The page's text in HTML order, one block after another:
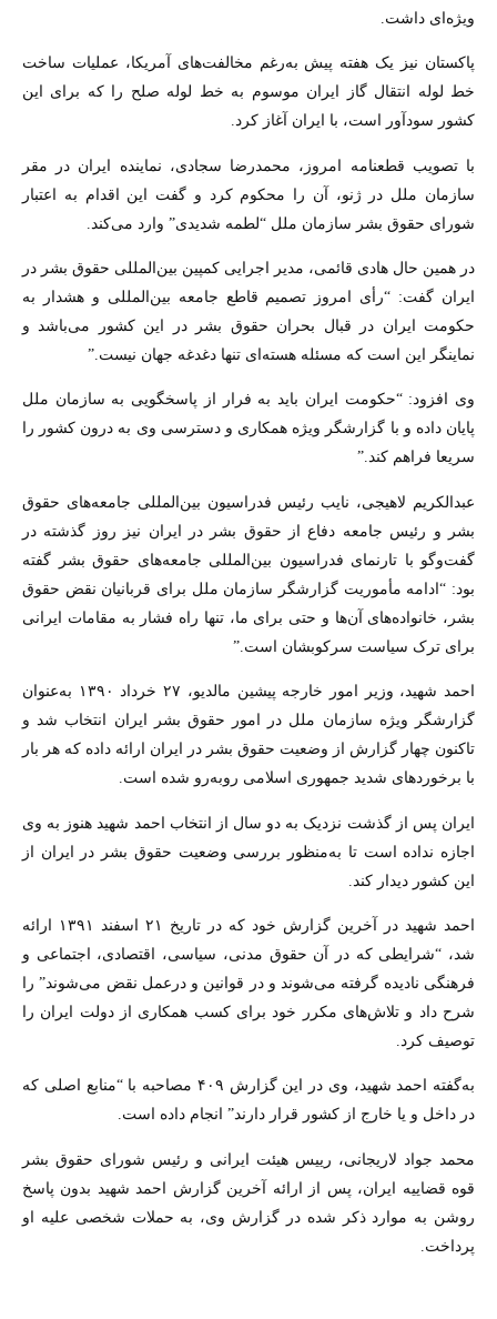
ويژه‌ای داشت.
پاکستان نيز يک هفته پيش به‌رغم مخالفت‌های آمريکا، عملیات ساخت
خط لوله انتقال گاز ایران موسوم به خط لوله صلح را که برای اين
کشور سود‌آور است، با ايران آغاز کرد.
با تصويب قطعنامه امروز، محمدرضا سجادی، نماینده ایران در مقر
سازمان ملل در ژنو، آن را محکوم کرد و گفت اين اقدام به اعتبار
شورای حقوق بشر سازمان ملل “لطمه شديدی” وارد می‌کند.
در همين حال هادی قائمی، مدير اجرايی کمپين بين‌المللی حقوق بشر در
ايران گفت: “رأی امروز تصميم قاطع جامعه بين‌المللی و هشدار به
حکومت ايران در قبال بحران حقوق بشر در اين کشور می‌باشد و
نماينگر اين است که مسئله هسته‌ای تنها دغدغه جهان نيست.”
وی افزود: “حکومت ايران بايد به فرار از پاسخگويی به سازمان ملل
پايان داده و با گزارشگر ويژه همکاری و دسترسی وی به درون کشور را
سريعا فراهم کند.”
عبدالکريم لاهيجی، نايب رئيس فدراسيون بين‌المللی جامعه‌های حقوق
بشر و رئيس جامعه دفاع از حقوق بشر در ايران نيز روز گذشته در
گفت‌وگو با تارنمای فدراسيون بين‌المللی جامعه‌های حقوق بشر گفته
بود: “ادامه مأموريت گزارشگر سازمان ملل برای قربانیان نقض حقوق
بشر، خانواده‌های آن‌ها و حتی برای ما، تنها راه فشار به مقامات ایرانی
برای ترک سیاست سرکوبشان است.”
احمد شهيد، وزير امور خارجه پيشين مالديو، ۲۷ خرداد ۱۳۹۰ به‌عنوان
گزارشگر ويژه سازمان ملل در امور حقوق بشر ايران انتخاب شد و
تاکنون چهار گزارش از وضعيت حقوق بشر در ايران ارائه داده که هر بار
با برخوردهای شديد جمهوری اسلامی روبه‌رو شده است.
ايران پس از گذشت نزديک به دو سال از انتخاب احمد شهيد هنوز به وی
اجازه نداده است تا به‌منظور بررسی وضعيت حقوق بشر در ايران از
اين کشور ديدار کند.
احمد شهيد در آخرين گزارش خود که در تاريخ ۲۱ اسفند ۱۳۹۱ ارائه
شد، “شرايطی که در آن حقوق مدنی، سياسی، اقتصادی، اجتماعی و
فرهنگی ناديده گرفته می‌شوند و در قوانين و درعمل نقض می‌شوند” را
شرح داد و تلاش‌های مکرر خود برای کسب همکاری از دولت ايران را
توصيف کرد.
به‌گفته احمد شهيد، وی در اين گزارش ۴۰۹ مصاحبه با “منابع اصلی که
در داخل و يا خارج از کشور قرار دارند” انجام داده است.
محمد جواد لاريجانی، رييس هيئت ايرانی و رئيس شورای حقوق بشر
قوه قضايیه ايران، پس از ارائه آخرين گزارش احمد شهيد بدون پاسخ
روشن به موارد ذکر شده در گزارش وی، به حملات شخصی عليه او
پرداخت.